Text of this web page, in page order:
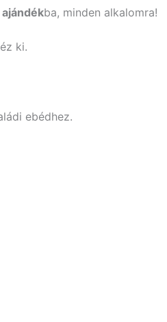
ajándékba, minden alkalomra!
ki.
ebédhez.